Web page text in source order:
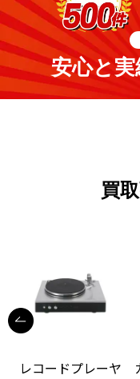
安心と
買
レコードプレーヤ